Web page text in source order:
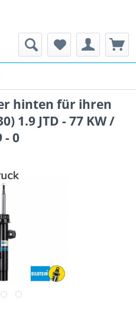
hinten für ihren
1.9 JTD - 77 KW /
- 0